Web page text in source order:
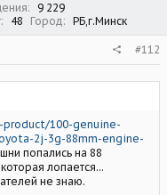
9 229
48 Город РБ,г.Минск
#112
100-genuine-
2j-3g-88mm-engine-
попались на 88
лопается...
не знаю.